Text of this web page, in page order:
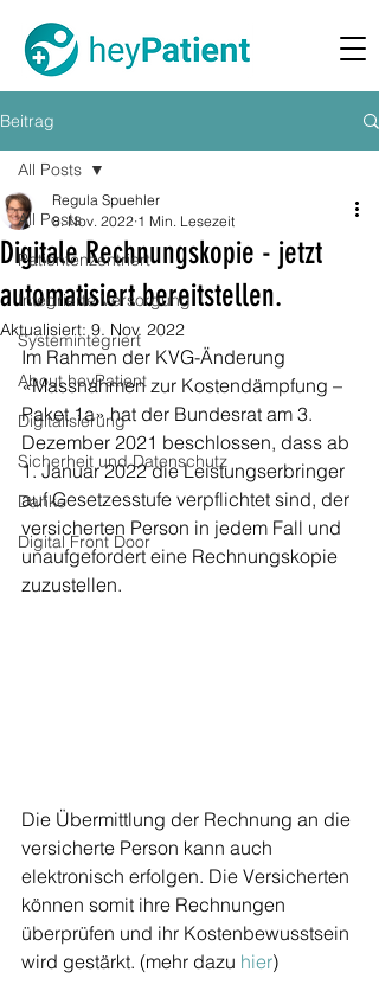
Beitrag
All Posts
Patientenzentriert
Integrierte Versorgung
Systemintegriert
About heyPatient
Digitalisierung
Sicherheit und Datenschutz
Danke
Digital Front Door
All Posts
Digitale Rechnungskopie - jetzt
automatisiert bereitstellen.
Regula Spuehler
8. Nov. 2022 1 Min. Lesezeit
Aktualisiert:9. Nov. 2022
Im Rahmen der KVG-Änderung
«Massnahmen zur Kostendämpfung –
Paket 1a» hat der Bundesrat am 3.
Dezember 2021 beschlossen, dass ab
1. Januar 2022 die Leistungserbringer
auf Gesetzesstufe verpflichtet sind, der
versicherten Person in jedem Fall und
unaufgefordert eine Rechnungskopie
zuzustellen.
Die Übermittlung der Rechnung an die
versicherte Person kann auch
elektronisch erfolgen. Die Versicherten
können somit ihre Rechnungen
überprüfen und ihr Kostenbewusstsein
wird gestärkt. (mehr dazu hier)